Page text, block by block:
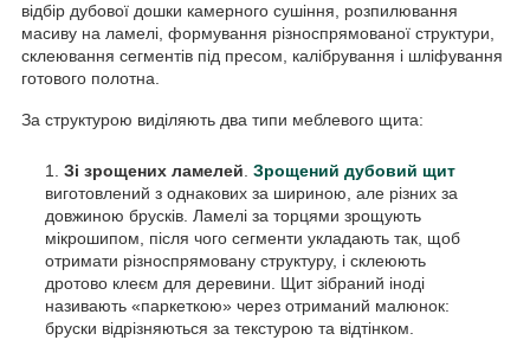
відбір дубової дошки камерного сушіння, розпилювання
масиву на ламелі, формування різноспрямованої структури,
склеювання сегментів під пресом, калібрування і шліфування
готового полотна.
За структурою виділяють два типи меблевого щита:
Зі зрощених ламелей. Зрощений дубовий щит
виготовлений з однакових за шириною, але різних за
довжиною брусків. Ламелі за торцями зрощують
мікрошипом, після чого сегменти укладають так, щоб
отримати різноспрямовану структуру, і склеюють
дротово клеєм для деревини. Щит зібраний іноді
називають «паркеткою» через отриманий малюнок:
бруски відрізняються за текстурою та відтінком.